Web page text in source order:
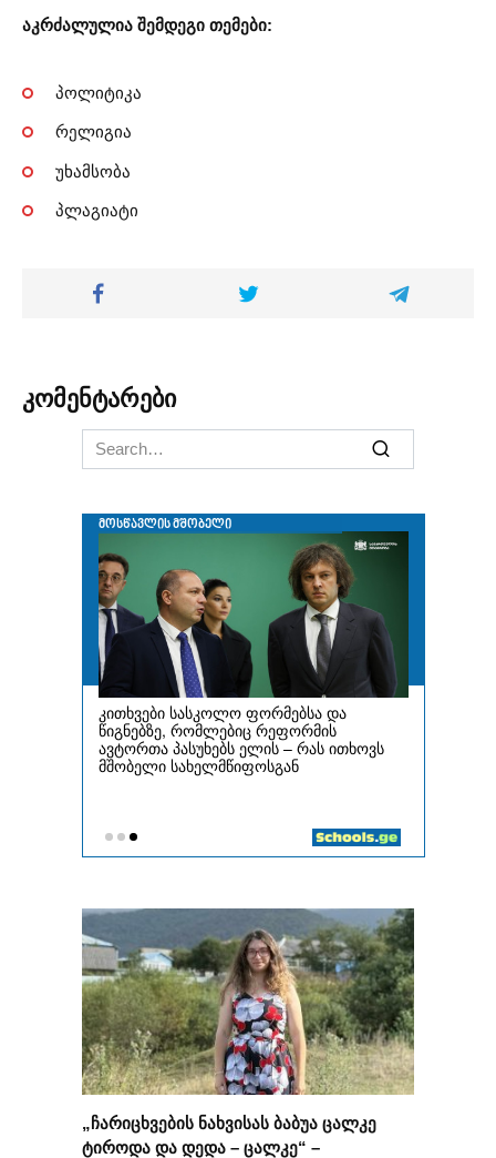
აკრძალულია შემდეგი თემები:
პოლიტიკა
რელიგია
უხამსობა
პლაგიატი
კომენტარები
Search
for:
„ჩარიცხვების ნახვისას ბაბუა ცალკე
ტიროდა და დედა – ცალკე“ –